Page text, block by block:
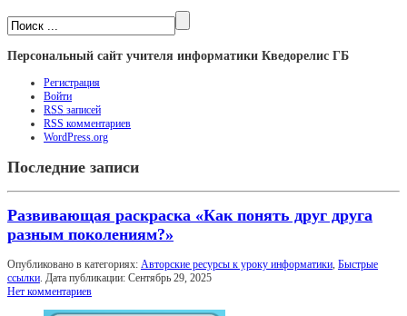
Персональный сайт учителя информатики Кведорелис ГБ
Регистрация
Войти
RSS записей
RSS комментариев
WordPress.org
Последние записи
Развивающая раскраска «Как понять друг друга
разным поколениям?»
Опубликовано в категориях: Авторские ресурсы к уроку информатики, Быстрые
ссылки. Дата публикации: Сентябрь 29, 2025
Нет комментариев